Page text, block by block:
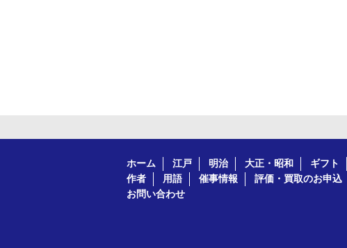
ホーム 江戸 明治 大正・昭和 ギフト
作者
用語 催事情報 評価・買取のお申込
お問い合わせ